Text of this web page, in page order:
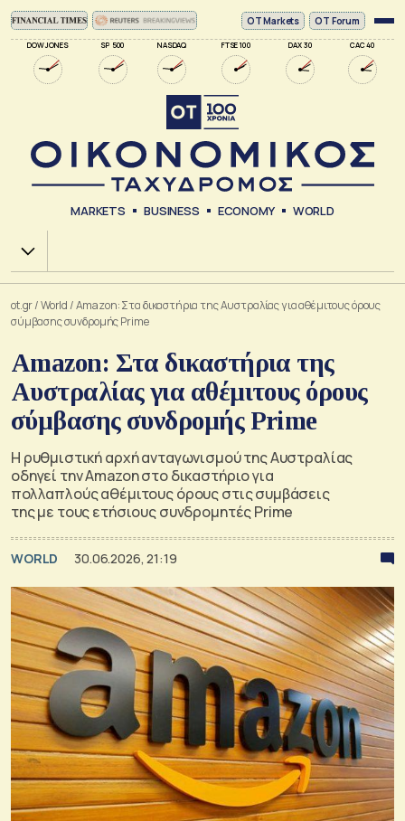
DOW JONES SP 500 NASDAQ FTSE 100 DAX 30 CAC 40
ΟΤ Markets OT Forum
MARKETS BUSINESS ECONOMY WORLD
Χ.Α.
ot.gr/World /Amazon: Στα δικαστήρια της Αυστραλίας για αθέμιτους όρους
σύμβασης συνδρομής Prime
Amazon: Στα δικαστήρια της
Αυστραλίας για αθέμιτους όρους
σύμβασης συνδρομής Prime
Η ρυθμιστική αρχή ανταγωνισμού της Αυστραλίας
οδηγεί την Amazon στο δικαστήριο για
πολλαπλούς αθέμιτους όρους στις συμβάσεις
της με τους ετήσιους συνδρομητές Prime
WORLD 30.06.2026, 21:19